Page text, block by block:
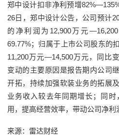
郑中设计扣非净利预增
26日，郑中设计公告，公司预计
的净利润为12,900万元
69.77%；归属于上市公司股东的
11,200万元—14,500万元，同比
变动的主要原因是报告期内公司
开拓，持续加强软装业务的拓展
业务收入较去年同期增长；同
用，提高经营效率，带动公司净利
来源：雷达财经